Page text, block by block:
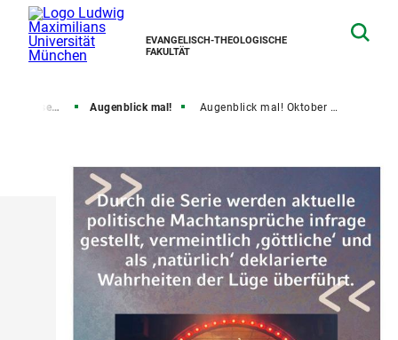
EVANGELISCH-THEOLOGISCHE
FAKULTÄT
Religionsgeschichte Augenblick mal! Augenblick mal! Oktober 2025